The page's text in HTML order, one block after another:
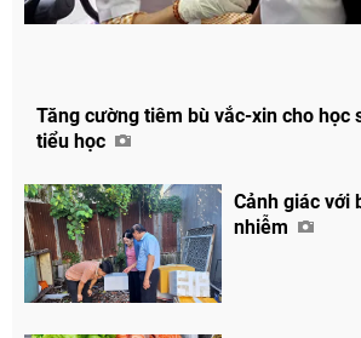
Tăng cường tiêm bù vắc-xin cho học
tiểu học
Cảnh giác với
nhiễm